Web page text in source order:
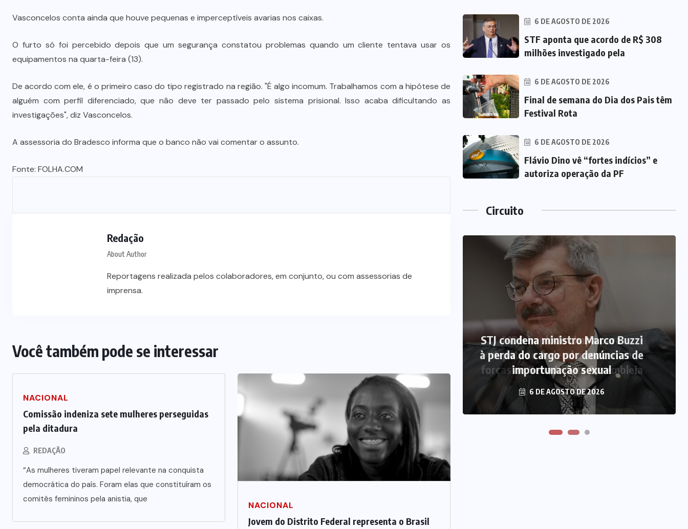
Vasconcelos conta ainda que houve pequenas e imperceptíveis avarias nos caixas.
O furto só foi percebido depois que um segurança constatou problemas quando um cliente tentava usar os
equipamentos na quarta-feira (13).
De acordo com ele, é o primeiro caso do tipo registrado na região. "É algo incomum. Trabalhamos com a hipótese de
alguém com perfil diferenciado, que não deve ter passado pelo sistema prisional. Isso acaba dificultando as
investigações", diz Vasconcelos.
A assessoria do Bradesco informa que o banco não vai comentar o assunto.
Fonte: FOLHA.COM
Redação
About Author
Reportagens realizada pelos colaboradores, em conjunto, ou com assessorias de
imprensa.
Você também pode se interessar
NACIONAL
Comissão indeniza sete mulheres perseguidas
pela ditadura
REDAÇÃO
“As mulheres tiveram papel relevante na conquista
democrática do país. Foram elas que constituíram os
comitês femininos pela anistia, que
NACIONAL
Jovem do Distrito Federal representa o Brasil
6 DE AGOSTO DE 2026
STF aponta que acordo de R$ 308
milhões investigado pela
6 DE AGOSTO DE 2026
Final de semana do Dia dos Pais têm
Festival Rota
6 DE AGOSTO DE 2026
Flávio Dino vê “fortes indícios” e
autoriza operação da PF
Circuito
úteis de alimentação em Mato
STJ condena ministro Marco Buzzi
à perda do cargo por denúncias de
importunação sexual
6 DE AGOSTO DE 2026
MDB implode chapa para
deputado federal e concentra
forças no Senado e na Assembleia
6 DE AGOSTO DE 2026